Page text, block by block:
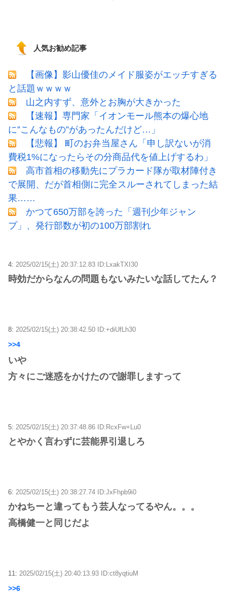
人気お勧め記事
【画像】影山優佳のメイド服姿がエッチすぎる
と話題ｗｗｗｗ
山之内すず、意外とお胸が大きかった
【速報】専門家「イオンモール熊本の爆心地
に”こんなもの”があったんだけど…」
【悲報】 町のお弁当屋さん「申し訳ないが消
費税1%になったらその分商品代を値上げするわ」
高市首相の移動先にプラカード隊が取材陣付き
で展開、だが首相側に完全スルーされてしまった結
果……
かつて650万部を誇った「週刊少年ジャン
プ」、発行部数が初の100万部割れ
4: 2025/02/15(土) 20:37:12.83 ID:LxakTXI30
時効だからなんの問題もないみたいな話してたん？
8: 2025/02/15(土) 20:38:42.50 ID:+diUfLh30
>>4
いや
方々にご迷惑をかけたので謝罪しますって
5: 2025/02/15(土) 20:37:48.86 ID:RcxFw+Lu0
とやかく言わずに芸能界引退しろ
6: 2025/02/15(土) 20:38:27.74 ID:JxFhpb9i0
かねちーと違ってもう芸人なってるやん。。。
高橋健一と同じだよ
11: 2025/02/15(土) 20:40:13.93 ID:ct8yqtiuM
>>6